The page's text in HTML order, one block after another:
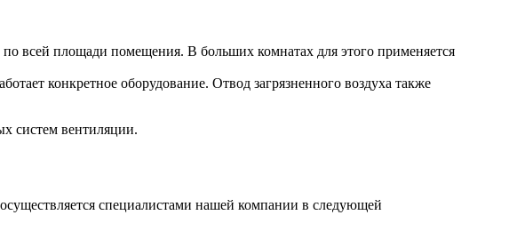
всей площади помещения. В больших комнатах для этого применяется
конкретное оборудование. Отвод загрязненного воздуха также
систем вентиляции.
специалистами нашей компании в следующей